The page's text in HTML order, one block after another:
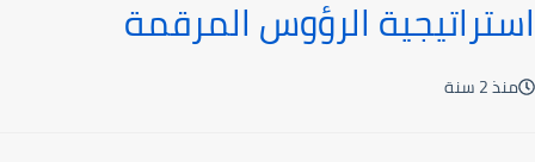
استراتيجية الرؤوس المرقمة
منذ 2 سنة